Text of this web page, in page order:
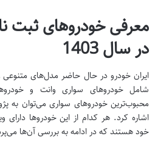
معرفی خودروهای ثبت
در سال 1403
ایران خودرو در حال حاضر مدل‌های متنوعی
شامل خودروهای سواری وانت و
اشاره کرد. هر کدام از این خودروها
خود هستند که در ادامه به بررسی آن‌ها